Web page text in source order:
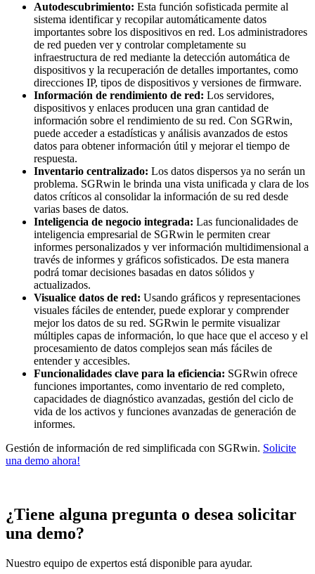
Autodescubrimiento: Esta función sofisticada permite al
sistema identificar y recopilar automáticamente datos
importantes sobre los dispositivos en red. Los administradores
de red pueden ver y controlar completamente su
infraestructura de red mediante la detección automática de
dispositivos y la recuperación de detalles importantes, como
direcciones IP, tipos de dispositivos y versiones de firmware.
Información de rendimiento de red: Los servidores,
dispositivos y enlaces producen una gran cantidad de
información sobre el rendimiento de su red. Con SGRwin,
puede acceder a estadísticas y análisis avanzados de estos
datos para obtener información útil y mejorar el tiempo de
respuesta.
Inventario centralizado: Los datos dispersos ya no serán un
problema. SGRwin le brinda una vista unificada y clara de los
datos críticos al consolidar la información de su red desde
varias bases de datos.
Inteligencia de negocio integrada: Las funcionalidades de
inteligencia empresarial de SGRwin le permiten crear
informes personalizados y ver información multidimensional a
través de informes y gráficos sofisticados. De esta manera
podrá tomar decisiones basadas en datos sólidos y
actualizados.
Visualice datos de red: Usando gráficos y representaciones
visuales fáciles de entender, puede explorar y comprender
mejor los datos de su red. SGRwin le permite visualizar
múltiples capas de información, lo que hace que el acceso y el
procesamiento de datos complejos sean más fáciles de
entender y accesibles.
Funcionalidades clave para la eficiencia: SGRwin ofrece
funciones importantes, como inventario de red completo,
capacidades de diagnóstico avanzadas, gestión del ciclo de
vida de los activos y funciones avanzadas de generación de
informes.
Gestión de información de red simplificada con SGRwin. Solicite
una demo ahora!
¿Tiene alguna pregunta o desea solicitar
una demo?
Nuestro equipo de expertos está disponible para ayudar.